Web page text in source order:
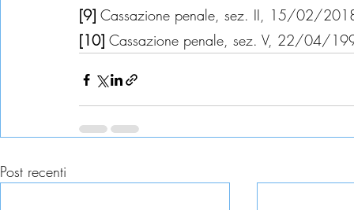
[9] Cassazione penale, sez. II, 15/02/
[10] Cassazione penale, sez. V, 22/04/
Post recenti